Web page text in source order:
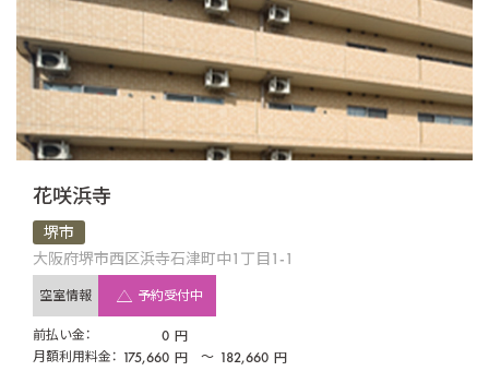
花咲浜寺
堺市
大阪府堺市西区浜寺石津町中1丁目1-1
空室情報 予約受付中
前払い金： 0 円
月額利用料金： 175,660 円 〜 182,660 円